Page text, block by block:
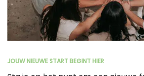
JOUW NIEUWE START BEGINT HIER